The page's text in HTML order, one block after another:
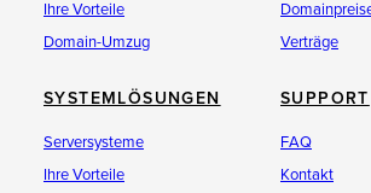
Ihre Vorteile
Domain-Umzug
Verträge
SYSTEMLÖSUNGEN
Serversysteme
Ihre Vorteile
SUPPORT
FAQ
Kontakt